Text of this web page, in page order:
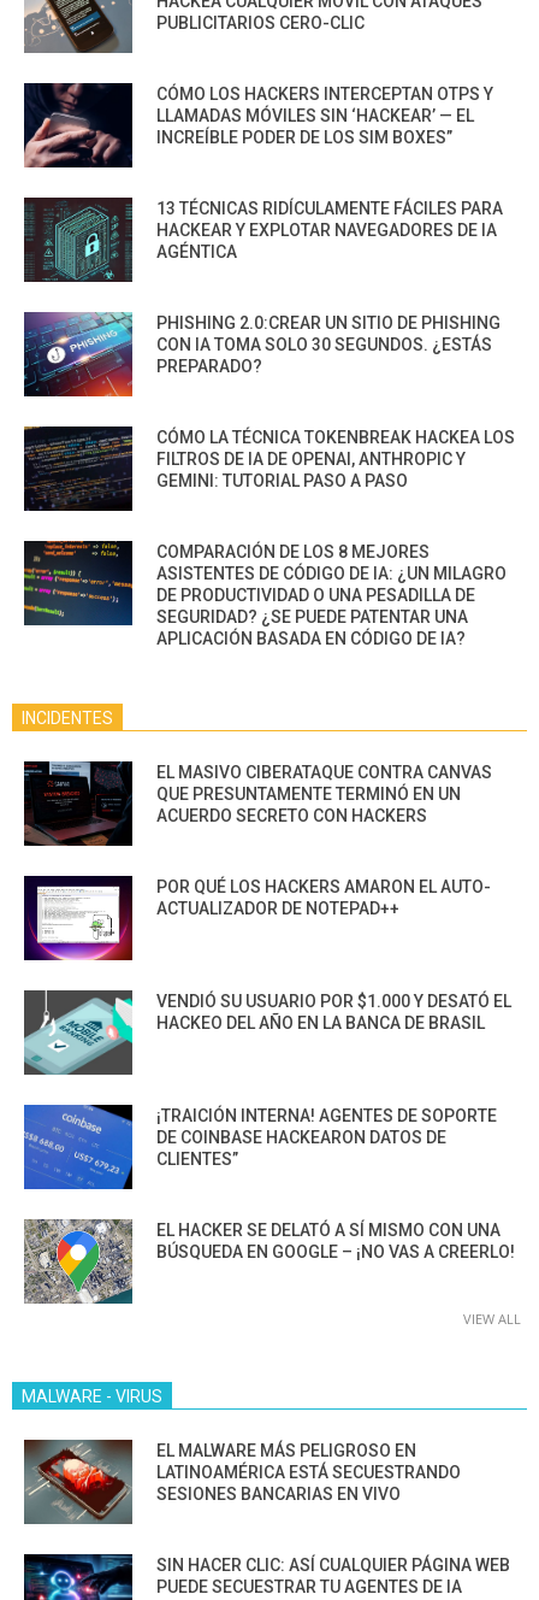
PUBLICITARIOS CERO-CLIC
CÓMO LOS HACKERS INTERCEPTAN OTPS Y
LLAMADAS MÓVILES SIN ‘HACKEAR’ — EL
INCREÍBLE PODER DE LOS SIM BOXES”
13 TÉCNICAS RIDÍCULAMENTE FÁCILES PARA
HACKEAR Y EXPLOTAR NAVEGADORES DE IA
AGÉNTICA
PHISHING 2.0:CREAR UN SITIO DE PHISHING
CON IA TOMA SOLO 30 SEGUNDOS. ¿ESTÁS
PREPARADO?
CÓMO LA TÉCNICA TOKENBREAK HACKEA LOS
FILTROS DE IA DE OPENAI, ANTHROPIC Y
GEMINI: TUTORIAL PASO A PASO
COMPARACIÓN DE LOS 8 MEJORES
ASISTENTES DE CÓDIGO DE IA: ¿UN MILAGRO
DE PRODUCTIVIDAD O UNA PESADILLA DE
SEGURIDAD? ¿SE PUEDE PATENTAR UNA
APLICACIÓN BASADA EN CÓDIGO DE IA?
INCIDENTES
EL MASIVO CIBERATAQUE CONTRA CANVAS
QUE PRESUNTAMENTE TERMINÓ EN UN
ACUERDO SECRETO CON HACKERS
POR QUÉ LOS HACKERS AMARON EL AUTO-
ACTUALIZADOR DE NOTEPAD++
VENDIÓ SU USUARIO POR $1.000 Y DESATÓ EL
HACKEO DEL AÑO EN LA BANCA DE BRASIL
¡TRAICIÓN INTERNA! AGENTES DE SOPORTE
DE COINBASE HACKEARON DATOS DE
CLIENTES”
EL HACKER SE DELATÓ A SÍ MISMO CON UNA
BÚSQUEDA EN GOOGLE – ¡NO VAS A CREERLO!
VIEW ALL
MALWARE - VIRUS
EL MALWARE MÁS PELIGROSO EN
LATINOAMÉRICA ESTÁ SECUESTRANDO
SESIONES BANCARIAS EN VIVO
SIN HACER CLIC: ASÍ CUALQUIER PÁGINA WEB
PUEDE SECUESTRAR TU AGENTES DE IA